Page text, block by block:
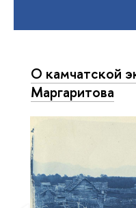
О камчатской
Маргаритова